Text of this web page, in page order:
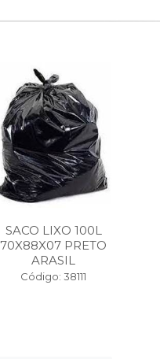
SACO LIXO 100L
70X88X07 PRETO
ARASIL
Código: 38111